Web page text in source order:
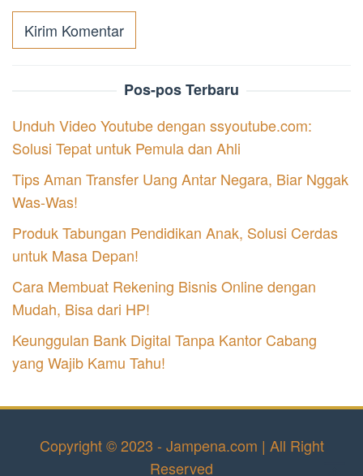
Pos-pos Terbaru
Unduh Video Youtube dengan ssyoutube.com:
Solusi Tepat untuk Pemula dan Ahli
Tips Aman Transfer Uang Antar Negara, Biar Nggak
Was-Was!
Produk Tabungan Pendidikan Anak, Solusi Cerdas
untuk Masa Depan!
Cara Membuat Rekening Bisnis Online dengan
Mudah, Bisa dari HP!
Keunggulan Bank Digital Tanpa Kantor Cabang
yang Wajib Kamu Tahu!
Copyright © 2023 - Jampena.com | All Right
Reserved